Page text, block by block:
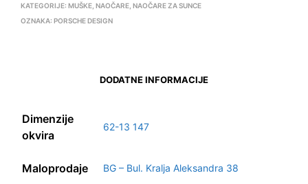
KATEGORIJE: MUŠKE NAOČARE NAOČARE ZA SUNCE
OZNAKA: PORSCHE DESIGN
DODATNE INFORMACIJE
Dimenzije
okvira
62-13 147
Maloprodaje BG – Bul. Kralja Aleksandra 38